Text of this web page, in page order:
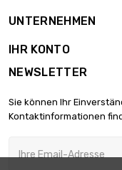
Länge : 1 Meter x
Durchmesser :
28mm (≈1.1024
inch)
Länge : 1 Meter
st/pc
UNTERNEHMEN
IHR KONTO
NEWSLETTER
Sie können Ihr
Kontaktinformationen